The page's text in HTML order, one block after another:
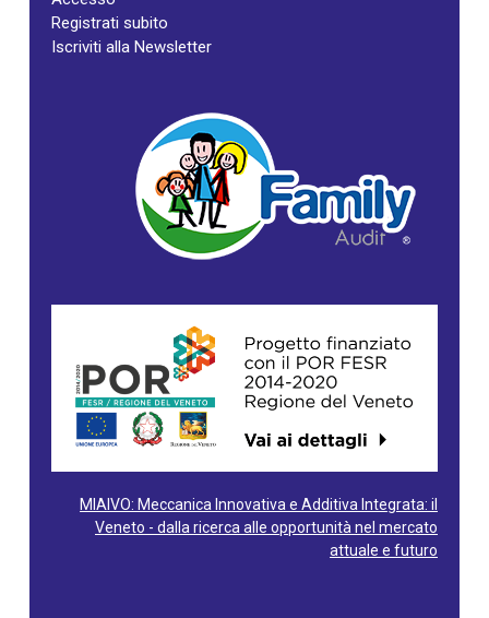
Registrati subito
Iscriviti alla Newsletter
MIAIVO: Meccanica Innovativa e Additiva Integrata: il
Veneto - dalla ricerca alle opportunità nel mercato
attuale e futuro